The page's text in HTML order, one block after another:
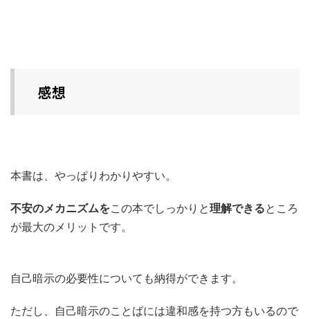
感想
本書は、やっぱりわかりやすい。
不安のメカニズムをこの本でしっかりと理解できるところ
が最大のメリットです。
自己暗示の必要性についても納得ができます。
ただし、自己暗示のことばには違和感を持つ方もいるので